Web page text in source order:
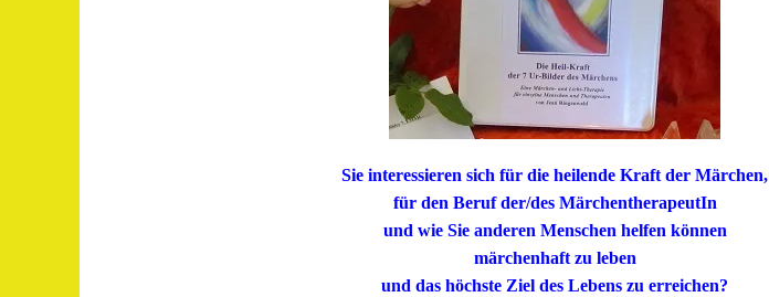
Sie interessieren sich für die heilende Kraft der Märchen,
für den Beruf der/des MärchentherapeutIn
und wie Sie anderen Menschen helfen können
märchenhaft zu leben
und das höchste Ziel des Lebens zu erreichen?